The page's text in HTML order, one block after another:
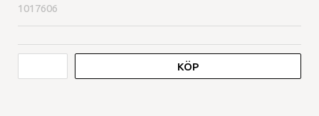
1017606
KÖP